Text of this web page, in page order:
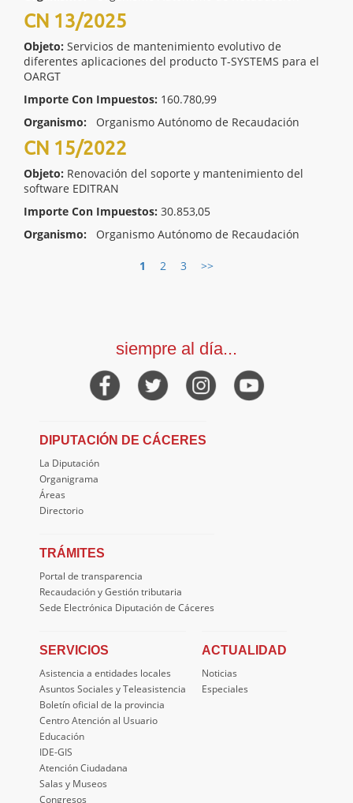
CN 13/2025
Objeto: Servicios de mantenimiento evolutivo de
diferentes aplicaciones del producto T-SYSTEMS para el
OARGT
Importe Con Impuestos: 160.780,99
Organismo:
Organismo Autónomo de Recaudación
CN 15/2022
Objeto: Renovación del soporte y mantenimiento del
software EDITRAN
Importe Con Impuestos: 30.853,05
Organismo:
Organismo Autónomo de Recaudación
1 2 3 >>
siempre al día...
DIPUTACIÓN DE CÁCERES
La Diputación
Organigrama
Áreas
Directorio
TRÁMITES
Portal de transparencia
Recaudación y Gestión tributaria
Sede Electrónica Diputación de Cáceres
SERVICIOS
Asistencia a entidades locales
Asuntos Sociales y Teleasistencia
Boletín oficial de la provincia
Centro Atención al Usuario
Educación
IDE-GIS
Atención Ciudadana
Salas y Museos
Congresos
ACTUALIDAD
Noticias
Especiales